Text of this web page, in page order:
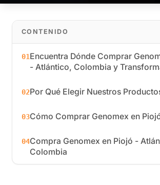
CONTENIDO
01Encuentra Dónde Comprar
- Atlántico, Colombia y
02Por Qué Elegir Nuestros
03Cómo Comprar Genomex en
04Compra Genomex en Piojó -
Colombia